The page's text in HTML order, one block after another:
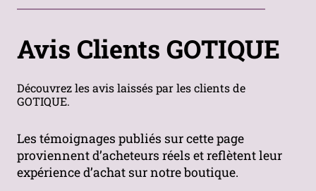
Avis Clients GOTIQUE
Découvrez les avis laissés par les clients de
GOTIQUE.
Les témoignages publiés sur cette page
proviennent d’acheteurs réels et reflètent leur
expérience d’achat sur notre boutique.